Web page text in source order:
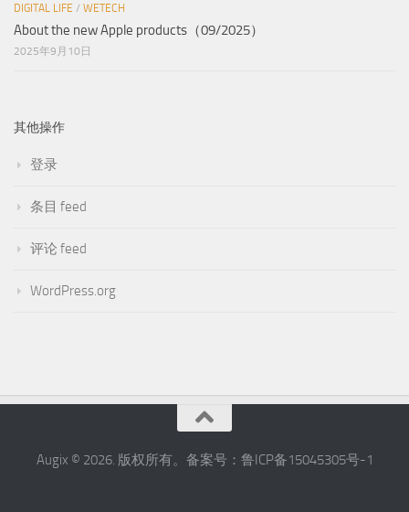
DIGITAL LIFE / WETECH
About the new Apple products（09/2025）
2025年9月10日
其他操作
登录
条目 feed
评论 feed
WordPress.org
Augix © 2026. 版权所有。备案号：鲁ICP备15045305号-1